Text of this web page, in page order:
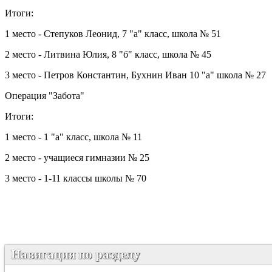
Итоги:
1 место - Степуков Леонид, 7 "а" класс, школа № 51
2 место - Литвина Юлия, 8 "б" класс, школа № 45
3 место - Петров Константин, Бухнин Иван 10 "а" школа № 27
Операция "Забота"
Итоги:
1 место - 1 "а" класс, школа № 11
2 место - учащиеся гимназии № 25
3 место - 1-11 классы школы № 70
Навигация по разделу